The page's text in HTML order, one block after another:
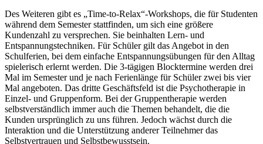
Des Weiteren gibt es „Time-to-Relax“-Workshops, die für Studenten
während dem Semester stattfinden, um sich eine größere
Kundenzahl zu versprechen. Sie beinhalten Lern- und
Entspannungstechniken. Für Schüler gilt das Angebot in den
Schulferien, bei dem einfache Entspannungsübungen für den Alltag
spielerisch erlernt werden. Die 3-tägigen Blocktermine werden drei
Mal im Semester und je nach Ferienlänge für Schüler zwei bis vier
Mal angeboten. Das dritte Geschäftsfeld ist die Psychotherapie in
Einzel- und Gruppenform. Bei der Gruppentherapie werden
selbstverständlich immer auch die Themen behandelt, die die
Kunden ursprünglich zu uns führen. Jedoch wächst durch die
Interaktion und die Unterstützung anderer Teilnehmer das
Selbstvertrauen und Selbstbewusstsein.